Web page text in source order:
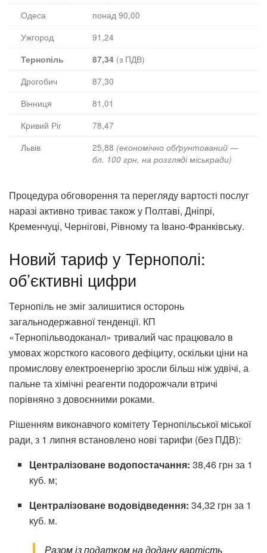
Одеса
понад 90,00
Ужгород
91,24
Тернопіль 87,34 (з ПДВ)
Дрогобич
87,30
Вінниця
81,01
Кривий Ріг
78,47
Львів
25,88 (економічно обґрунтований —
бл. 100 грн, на розгляді міськради)
Процедура обговорення та перегляду вартості послуг
наразі активно триває також у Полтаві, Дніпрі,
Кременчуці, Чернігові, Рівному та Івано-Франківську.
Новий тариф у Тернополі:
об’єктивні цифри
Тернопіль не зміг залишитися осторонь
загальнодержавної тенденції. КП
«Тернопільводоканал» тривалий час працювало в
умовах жорсткого касового дефіциту, оскільки ціни на
промислову електроенергію зросли більш ніж удвічі, а
пальне та хімічні реагенти подорожчали втричі
порівняно з довоєнними роками.
Рішенням виконавчого комітету Тернопільської міської
ради, з 1 липня встановлено нові тарифи (без ПДВ):
Централізоване водопостачання: 38,46 грн за 1
куб. м;
Централізоване водовідведення: 34,32 грн за 1
куб. м.
Разом із податком на додану вартість